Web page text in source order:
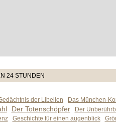
24 STUNDEN
der Libellen Das München-
Der Totenschöpfer
Der
Geschichte für einen augenblick